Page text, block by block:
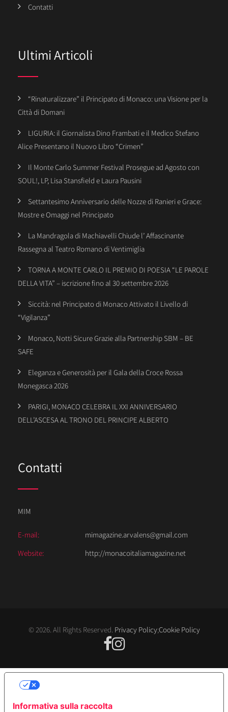
Contatti
Ultimi Articoli
“Rinaturalizzare” il Principato di Monaco: una Visione per la
Città di Domani
LIGURIA: il Giornalista Dino Frambati e il Medico Stefano
Alice Presentano il Nuovo Libro “Crimen”
Il Monte Carlo Summer Festival Prosegue ad Agosto con
SOUL!, LP, Lisa Stansfield e Laura Pausini
Settantesimo Anniversario delle Nozze di Ranieri e Grace:
Mostre e Omaggi nel Principato
La Mandragola di Machiavelli Chiude l’ Affascinante
Rassegna al Teatro Romano di Ventimiglia
TORNA A MONTE CARLO IL PREMIO DI POESIA “LE PAROLE
DELLA VITA” – iscrizione fino al 30 settembre 2026
Siccità: nel Principato di Monaco Attivato il Livello di
“Vigilanza”
Monaco, Notti Sicure Grazie alla Partnership SBM – BE
SAFE
Eleganza e Generosità per il Gala della Croce Rossa
Monegasca 2026
PARIGI, MONACO CELEBRA IL XXI ANNIVERSARIO
DELL’ASCESA AL TRONO DEL PRINCIPE ALBERTO
Contatti
MIM
E-mail:
mimagazine.arvalens@gmail.com
Website:
http://monacoitaliamagazine.net
© 2026. All Rights Reserved. Privacy Policy;Cookie Policy
Informativa sulla raccolta